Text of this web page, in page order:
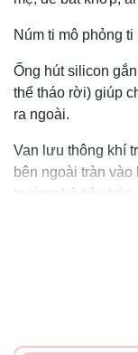
Núm ti mô phỏng
Ống hút silicon
thể tháo rời) giúp
ra ngoài.
Van lưu thông khí
bên ngoài tràn
hưởng hệ tiêu hóa.
Cổ bình rộng dễ